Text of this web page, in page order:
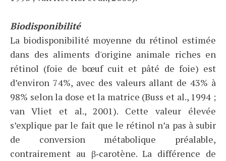
Biodisponibilité
La biodisponibilité moyenne du rétinol estimée
dans des aliments d'origine animale riches en
rétinol (foie de bœuf cuit et pâté de foie) est
d’environ 74%, avec des valeurs allant de 43% à
98% selon la dose et la matrice (Buss et al., 1994 ;
van Vliet et al., 2001). Cette valeur élevée
s’explique par le fait que le rétinol n’a pas à subir
de conversion métabolique préalable,
contrairement au β‑carotène. La différence de